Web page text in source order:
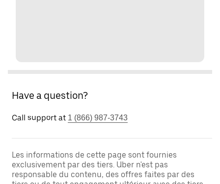
Have a question?
Call support at 1 (866) 987-3743
Les informations de cette page sont fournies
exclusivement par des tiers. Uber n'est pas
responsable du contenu, des offres faites par des